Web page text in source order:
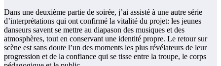
Dans une deuxième partie de soirée, j’ai assisté à une autre série
d’interprétations qui ont confirmé la vitalité du projet: les jeunes
danseurs savent se mettre au diapason des musiques et des
atmosphères, tout en conservant une identité propre. Le retour sur
scène est sans doute l’un des moments les plus révélateurs de leur
progression et de la confiance qui se tisse entre la troupe, le corps